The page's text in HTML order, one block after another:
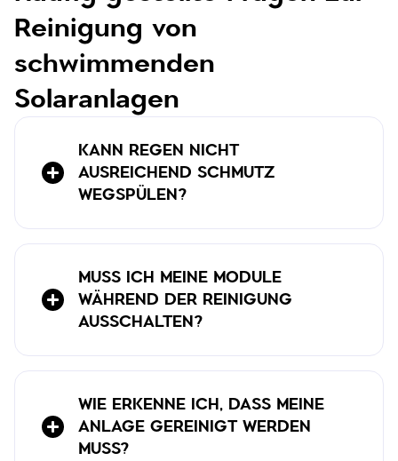
Reinigung von
schwimmenden
Solaranlagen
KANN REGEN NICHT
AUSREICHEND SCHMUTZ
WEGSPÜLEN?
MUSS ICH MEINE MODULE
WÄHREND DER REINIGUNG
AUSSCHALTEN?
WIE ERKENNE ICH, DASS MEINE
ANLAGE GEREINIGT WERDEN
MUSS?